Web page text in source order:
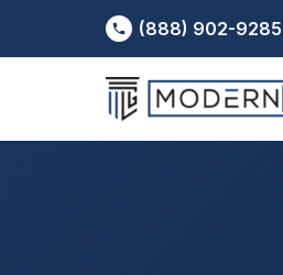
(888) 902-9285